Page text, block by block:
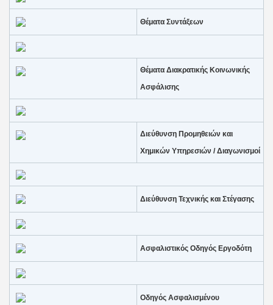
Θέματα Συντάξεων
Θέματα Διακρατικής Κοινωνικής
Ασφάλισης
Διεύθυνση Προμηθειών και
Χημικών Υπηρεσιών / Διαγωνισμοί
Διεύθυνση Τεχνικής και Στέγασης
Ασφαλιστικός Οδηγός Εργοδότη
Οδηγός Ασφαλισμένου